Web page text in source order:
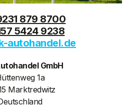
879 8700
5424 9238
autohandel.de
GmbH
1a
Marktredwitz